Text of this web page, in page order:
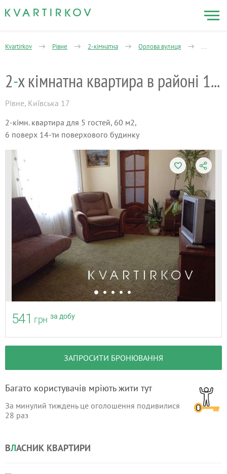
Kvartirkov Рівне 2-кімнатна Орлова вулиця 2-х
2- х кімнатна квартира в районі 12 школи
Рівне, Київська 17
2-кімн. квартира для 5 гостей, 60 м2,
6 поверх 14-ти поверхового будинку
541 грн за добу
ЗАПРОСИТИ БРОНЮВАННЯ
Багато користувачів мріють жити тут
За минулий тиждень це оголошення подивилися
28 раз
ВЛАСНИК КВАРТИРИ